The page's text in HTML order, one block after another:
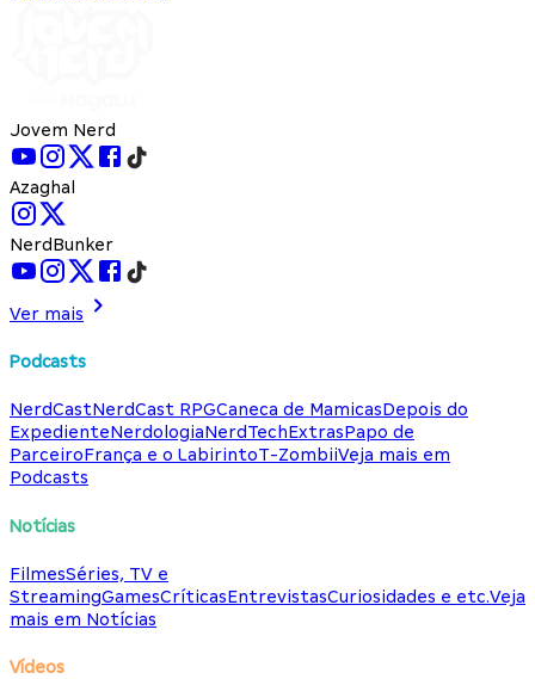
Jovem Nerd
Azaghal
NerdBunker
Ver mais
Podcasts
NerdCastNerdCast RPGCaneca de MamicasDepois do
ExpedienteNerdologiaNerdTechExtrasPapo de
ParceiroFrança e o LabirintoT-ZombiiVeja mais em
Podcasts
Notícias
FilmesSéries, TV e
StreamingGamesCríticasEntrevistasCuriosidades e etc.Veja
mais em Notícias
Vídeos